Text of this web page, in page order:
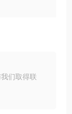
们取得联